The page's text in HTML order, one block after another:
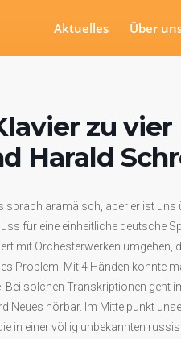
Aktuelles Über
zu
Harald
aramäisch, aber er ist uns
für eine einheitliche deutsche
mit Orchesterwerken umgehen,
Problem. Mit 4 Händen konnte
solchen Transkriptionen geht
Neues hörbar. Im Mittelpunkt
in einer völlig unbekannten